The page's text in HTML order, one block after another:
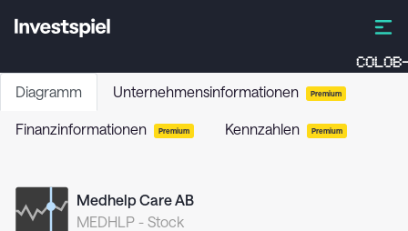
Diagramm Unternehmensinformationen Premium
Finanzinformationen Premium Kennzahlen Premium
Medhelp Care AB
MEDHLP - Stock